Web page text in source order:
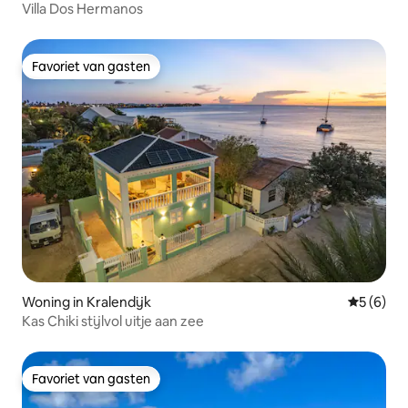
Villa Dos Hermanos
Favoriet van gasten
Favoriet van gasten
Woning in Kralendijk
5 (6)
Kas Chiki stijlvol uitje aan zee
Favoriet van gasten
Favoriet van gasten